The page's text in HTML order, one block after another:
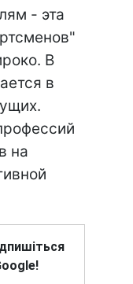
- эта
В
в
на